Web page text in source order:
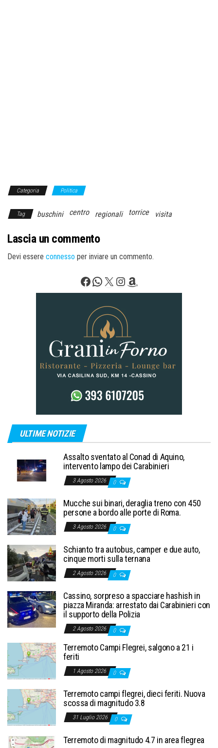
Categoria Politica
Tag buschini centro regionali torrice visita
Lascia un commento
Devi essere connesso per inviare un commento.
Facebook
WhatsApp
X Instagram
Amazon
ULTIME NOTIZIE
Assalto sventato al Conad di Aquino,
intervento lampo dei Carabinieri
3 Agosto 2026 0
Mucche sui binari, deraglia treno con 450
persone a bordo alle porte di Roma.
3 Agosto 2026 0
Schianto tra autobus, camper e due auto,
cinque morti sulla ternana
2 Agosto 2026 0
Cassino, sorpreso a spacciare hashish in
piazza Miranda: arrestato dai Carabinieri con
il supporto della Polizia
2 Agosto 2026 0
Terremoto Campi Flegrei, salgono a 21 i
feriti
1 Agosto 2026 0
Terremoto campi flegrei, dieci feriti. Nuova
scossa di magnitudo 3.8
31 Luglio 2026 0
Terremoto di magnitudo 4.7 in area flegrea